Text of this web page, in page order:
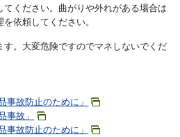
ください。曲がりや外れがある場合は
依頼してください。
。大変危険ですのでマネしないでくだ
事故防止のために」
事故」
事故防止のために」